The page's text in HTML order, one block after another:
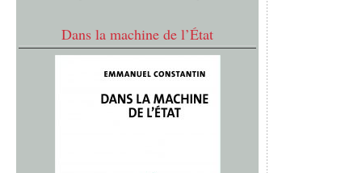
Dans la machine de l’État